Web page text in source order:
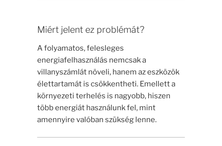
Miért jelent ez problémát?
A folyamatos, felesleges
energiafelhasználás nemcsak a
villanyszámlát növeli, hanem az eszközök
élettartamát is csökkentheti. Emellett a
környezeti terhelés is nagyobb, hiszen
több energiát használunk fel, mint
amennyire valóban szükség lenne.